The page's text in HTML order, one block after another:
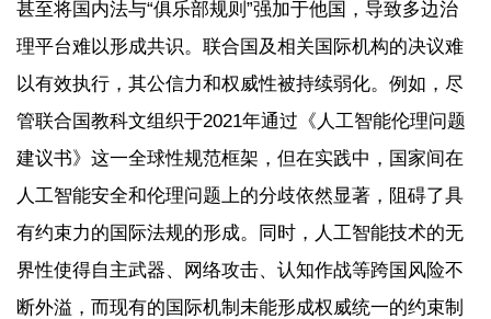
甚至将国内法与“俱乐部规则”强加于他国，导致多边治
理平台难以形成共识。联合国及相关国际机构的决议难
以有效执行，其公信力和权威性被持续弱化。例如，尽
管联合国教科文组织于2021年通过《人工智能伦理问题
建议书》这一全球性规范框架，但在实践中，国家间在
人工智能安全和伦理问题上的分歧依然显著，阻碍了具
有约束力的国际法规的形成。同时，人工智能技术的无
界性使得自主武器、网络攻击、认知作战等跨国风险不
断外溢，而现有的国际机制未能形成权威统一的约束制